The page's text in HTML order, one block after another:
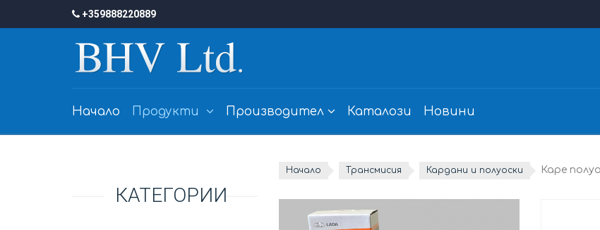
+359888220889
Начало Продукти Производител Каталози Новини
КАТЕГОРИИ
Начало Трансмисия Кардани и полуоски Каре